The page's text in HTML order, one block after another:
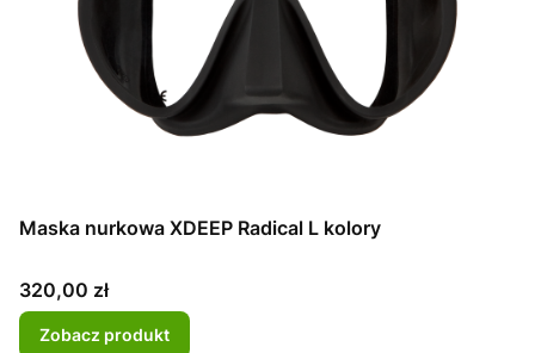
Maska nurkowa XDEEP Radical L kolory
Cena
320,00 zł
Zobacz produkt